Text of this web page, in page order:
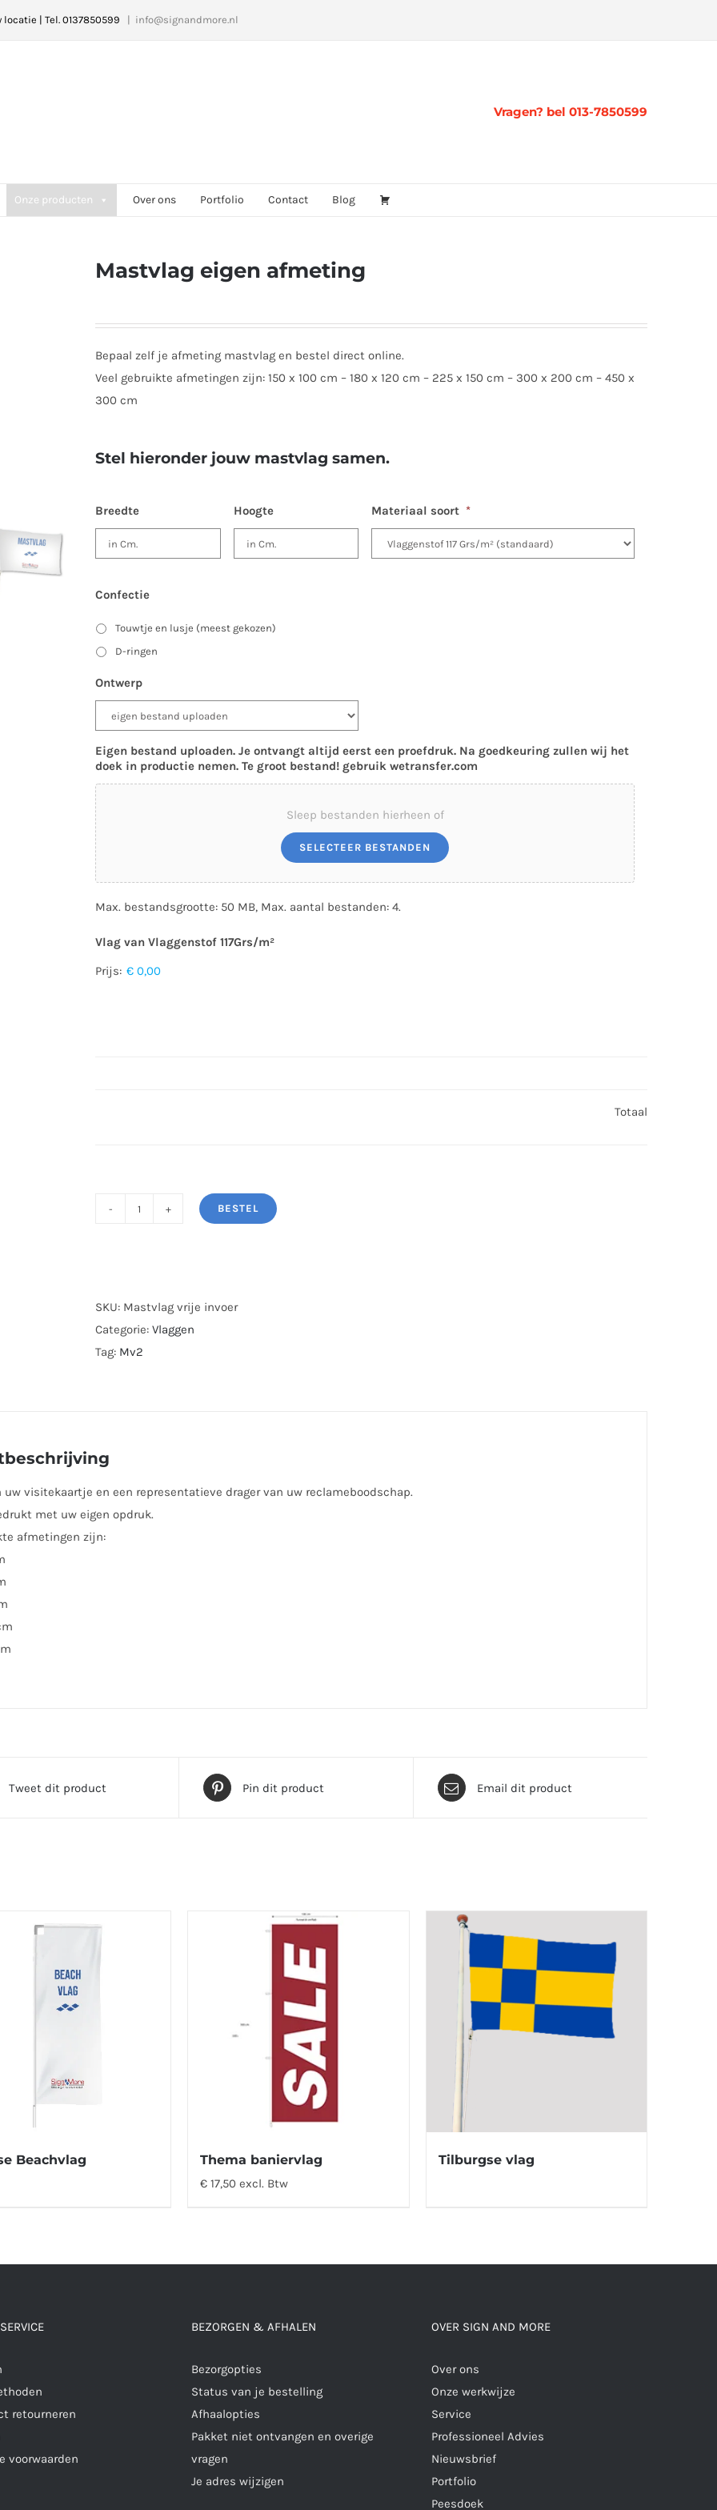
| Tel. 0137850599 info@signandmore.nl
Vragen? bel 013-7850599
Onze producten Over ons Portfolio Contact Blog
Mastvlag eigen afmeting
Bepaal zelf je afmeting mastvlag en bestel direct online.
Veel gebruikte afmetingen zijn: 150 x 100 cm – 180 x 120 cm – 225 x 150 cm – 300 x 200 cm – 450 x
300 cm
Stel hieronder jouw mastvlag samen.
Breedte Hoogte Materiaal soort *
Confectie
Touwtje en lusje (meest gekozen)
D-ringen
Ontwerp
Eigen bestand uploaden. Je ontvangt altijd eerst een proefdruk. Na goedkeuring zullen wij het
doek in productie nemen. Te groot bestand! gebruik wetransfer.com
Sleep bestanden hierheen of
SELECTEER BESTANDEN
Max. bestandsgrootte: 50 MB, Max. aantal bestanden: 4.
Vlag van Vlaggenstof 117Grs/m²
Prijs: € 0,00
Totaal
BESTEL
SKU: Mastvlag vrije invoer
Categorie: Vlaggen
Tag: Mv2
uw visitekaartje en een representatieve drager van uw reclameboodschap.
met uw eigen opdruk.
afmetingen zijn:
Tweet dit product Pin dit product Email dit product
Beachvlag Thema baniervlag
€ 17,50 excl. Btw
Tilburgse vlag
retourneren
voorwaarden
BEZORGEN & AFHALEN
Bezorgopties
Status van je bestelling
Afhaalopties
Pakket niet ontvangen en overige
vragen
Je adres wijzigen
OVER SIGN AND MORE
Over ons
Onze werkwijze
Service
Professioneel Advies
Nieuwsbrief
Portfolio
Peesdoek